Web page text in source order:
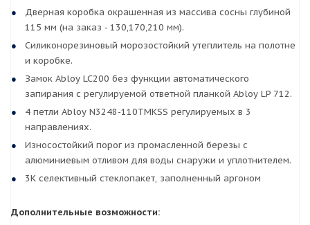
Дверная коробка окрашенная из массива сосны глубиной
115 мм (на заказ - 130,170,210 мм).
Силиконорезиновый морозостойкий утеплитель на полотне
и коробке.
Замок Abloy LC200 без функции автоматического
запирания с регулируемой ответной планкой Abloy LP 712.
4 петли Abloy N3248-110TMKSS регулируемых в 3
направлениях.
Износостойкий порог из промасленной березы с
алюминиевым отливом для воды снаружи и уплотнителем.
3К селективный стеклопакет, заполненный аргоном
Дополнительные возможности: